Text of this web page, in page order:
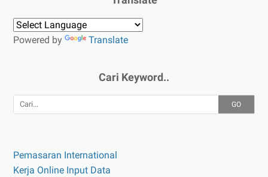
Powered by Translate
Cari Keyword..
GO
Pemasaran International
Kerja Online Input Data